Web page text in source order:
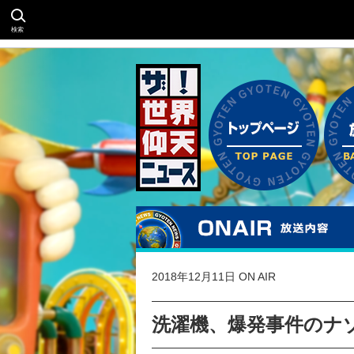
検索
2018年12月11日 ON AIR
洗濯機、爆発事件のナ